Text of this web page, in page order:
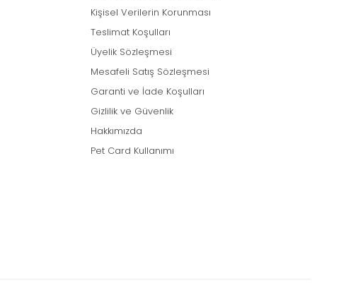
Kişisel Verilerin Korunması
Teslimat Koşulları
Üyelik Sözleşmesi
Mesafeli Satış Sözleşmesi
Garanti ve İade Koşulları
Gizlilik ve Güvenlik
Hakkımızda
Pet Card Kullanımı